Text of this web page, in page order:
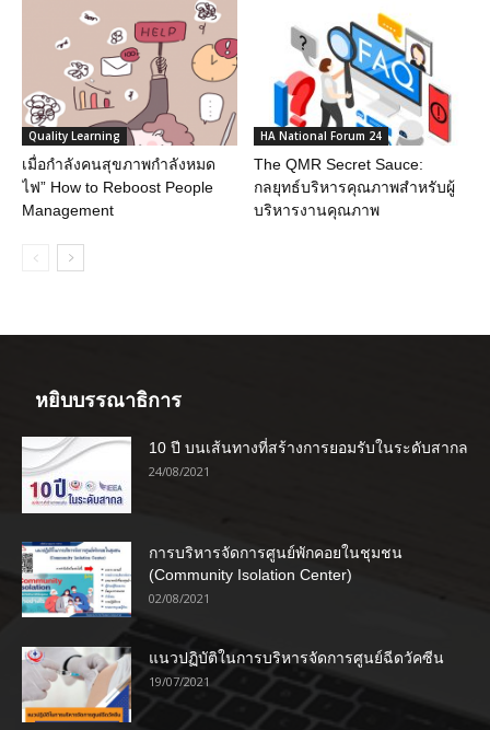
Quality Learning
เมื่อกำลังคนสุขภาพกำลังหมด
ไฟ” How to Reboost People
Management
HA National Forum 24
The QMR Secret Sauce:
กลยุทธ์บริหารคุณภาพสำหรับผู้
บริหารงานคุณภาพ
หยิบบรรณาธิการ
10 ปี บนเส้นทางที่สร้างการยอมรับในระดับสากล
24/08/2021
การบริหารจัดการศูนย์พักคอยในชุมชน
(Community Isolation Center)
02/08/2021
แนวปฏิบัติในการบริหารจัดการศูนย์ฉีดวัคซีน
19/07/2021